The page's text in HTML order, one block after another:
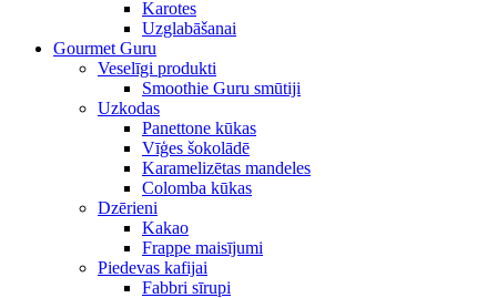
Karotes
Uzglabāšanai
Gourmet Guru
Veselīgi produkti
Smoothie Guru smūtiji
Uzkodas
Panettone kūkas
Vīģes šokolādē
Karamelizētas mandeles
Colomba kūkas
Dzērieni
Kakao
Frappe maisījumi
Piedevas kafijai
Fabbri sīrupi